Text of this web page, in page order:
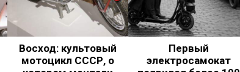
Восход: культовый
мотоцикл СССР, о
Первый
электросамокат